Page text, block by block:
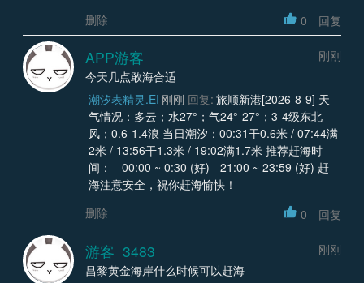
删除
0 回复
APP游客
刚刚
今天几点敢海合适
潮汐表精灵.EI 刚刚 回复: 旅顺新港[2026-8-9] 天
气情况：多云；水27°；气24°-27°；3-4级东北
风；0.6-1.4浪 当日潮汐：00:31干0.6米 / 07:44满
2米 / 13:56干1.3米 / 19:02满1.7米 推荐赶海时
间： - 00:00 ~ 0:30 (好) - 21:00 ~ 23:59 (好) 赶
海注意安全，祝你赶海愉快！
删除
0 回复
游客_3483
刚刚
昌黎黄金海岸什么时候可以赶海